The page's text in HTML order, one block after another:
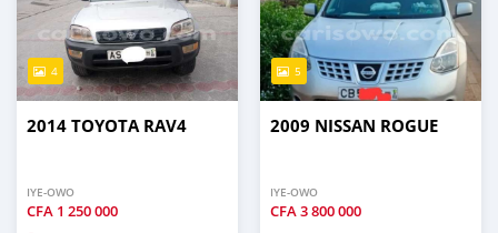
4
2014 TOYOTA RAV4
IYE-OWO
CFA 1 250 000
5
2009 NISSAN ROGUE
IYE-OWO
CFA3 800 000